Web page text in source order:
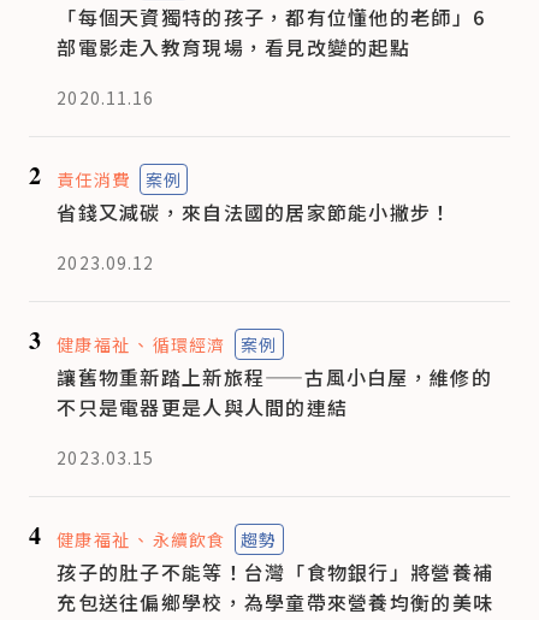
「每個天資獨特的孩子，都有位懂他的老師」6
部電影走入教育現場，看見改變的起點
2020.11.16
2 責任消費 案例
省錢又減碳，來自法國的居家節能小撇步！
2023.09.12
3 健康福祉 循環經濟 案例
讓舊物重新踏上新旅程——古風小白屋，維修的
不只是電器更是人與人間的連結
2023.03.15
4 健康福祉 永續飲食 趨勢
孩子的肚子不能等！台灣「食物銀行」將營養補
充包送往偏鄉學校，為學童帶來營養均衡的美味